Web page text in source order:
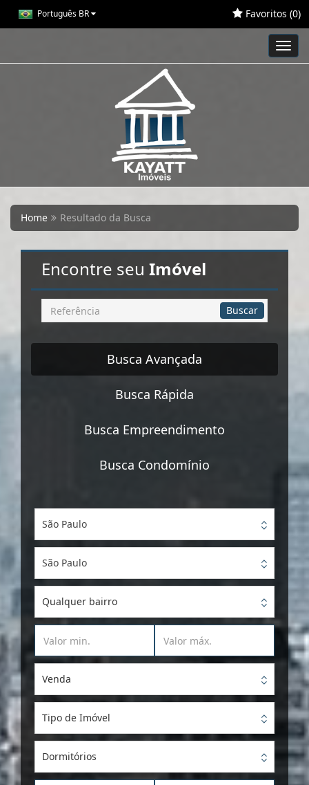
Português BR Favoritos (0)
Home Resultado da Busca
Encontre seu Imóvel
Busca
por
Buscar
Busca Avançada
Busca Rápida
Busca Empreendimento
Busca Condomínio
São Paulo
São Paulo
Qualquer bairro
Venda
Tipo de Imóvel
Dormitórios